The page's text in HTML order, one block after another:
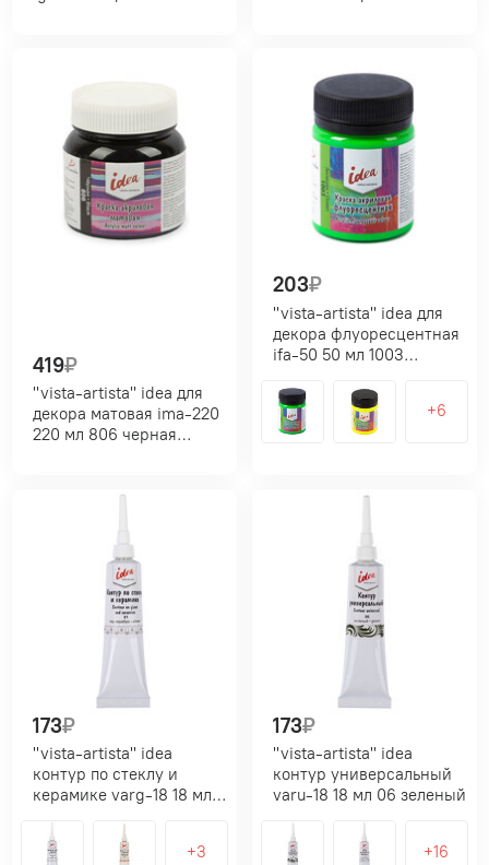
419₽
"vista-artista" idea для
декора матовая ima-220
220 мл 806 черная
203₽
"vista-artista" idea для
декора флуоресцентная
ifa-50 50 мл 1003
173₽
"vista-artista" idea
контур по стеклу и
керамике varg-18 18 мл
173₽
"vista-artista" idea
контур универсальный
varu-18 18 мл 06 зеленый